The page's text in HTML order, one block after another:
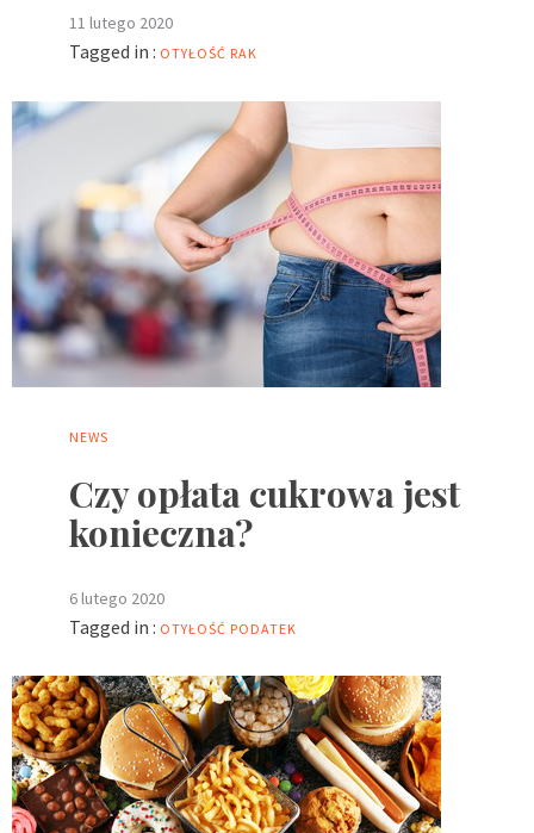
11 lutego 2020
Tagged in : OTYŁOŚĆ RAK
NEWS
Czy opłata cukrowa jest
konieczna?
6 lutego 2020
Tagged in : OTYŁOŚĆ PODATEK